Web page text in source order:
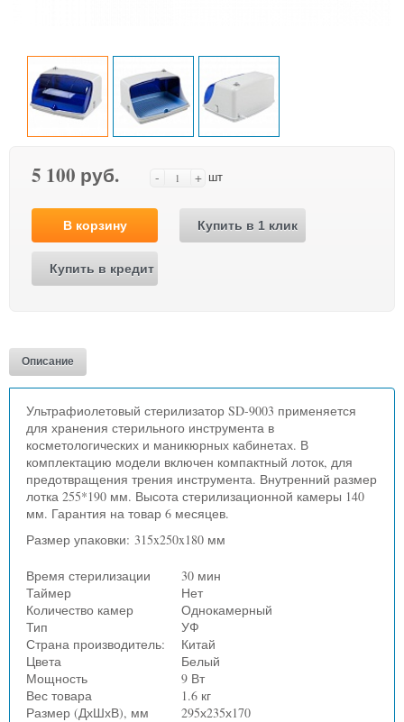
5 100 руб. - + шт
В корзину Купить в 1 клик
Купить в кредит
Описание
Ультрафиолетовый стерилизатор SD-9003 применяется
для хранения стерильного инструмента в
косметологических и маникюрных кабинетах. В
комплектацию модели включен компактный лоток, для
предотвращения трения инструмента. Внутренний размер
лотка 255*190 мм. Высота стерилизационной камеры 140
мм. Гарантия на товар 6 месяцев.
Размер упаковки: 315x250x180 мм
Время стерилизации
30 мин
Таймер
Нет
Количество камер
Однокамерный
Тип
УФ
Страна производитель: Китай
Цвета
Белый
Мощность
9 Вт
Вес товара
1.6 кг
Размер (ДхШхВ), мм
295х235х170